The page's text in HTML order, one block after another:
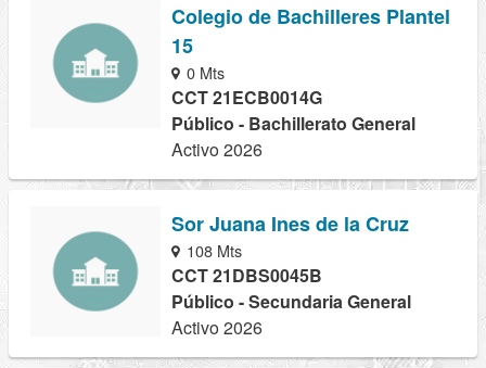
Colegio de Bachilleres Plantel
15
0 Mts
CCT 21ECB0014G
Público - Bachillerato General
Activo 2026
Sor Juana Ines de la Cruz
108 Mts
CCT 21DBS0045B
Público - Secundaria General
Activo 2026